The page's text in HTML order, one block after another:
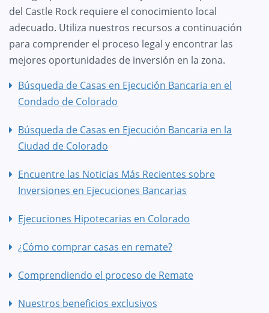
del Castle Rock requiere el conocimiento local
adecuado. Utiliza nuestros recursos a continuación
para comprender el proceso legal y encontrar las
mejores oportunidades de inversión en la zona.
Búsqueda de Casas en Ejecución Bancaria en el
Condado de Colorado
Búsqueda de Casas en Ejecución Bancaria en la
Ciudad de Colorado
Encuentre las Noticias Más Recientes sobre
Inversiones en Ejecuciones Bancarias
Ejecuciones Hipotecarias en Colorado
¿Cómo comprar casas en remate?
Comprendiendo el proceso de Remate
Nuestros beneficios exclusivos